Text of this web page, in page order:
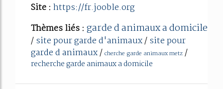
Site : https://fr.jooble.org
Thèmes liés : garde d animaux a domicile
/site pour garde d'animaux/site pour
garde d animaux/ cherche garde animaux metz /
recherche garde animaux a domicile